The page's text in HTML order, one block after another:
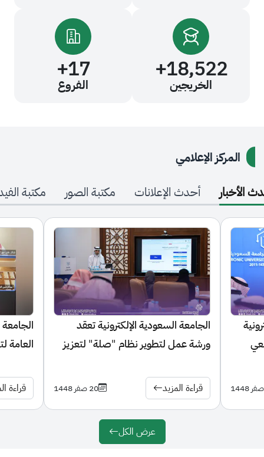
+
الخريجين
الإعلامي
أحدث الإعلانات مكتبة الصور مكتبة الفيديو
الجامعة السعودية الإلكترونية تعقد
ورشة عمل لتطوير نظام "صلة" لتعزيز
قراءة المزيد
الجامعة السعودية
العامة لتنظيم
قراءة المزيد